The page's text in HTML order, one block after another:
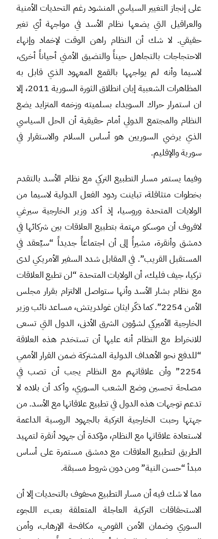
على إنجاز التغيير السياسي المنشود رغم التحديات الأمنية
والعراقيل التي يضعها نظام الأسد في مواجهة أي تغير
حقيقي. لا شك أن النظام راهن الوقت لإخماد وإنهاء
الاحتجاجات بالتجاهل حيناً والتضيق الأمني أحياناً أخرى،
لاسيما وأنه لم يواجهها بالقمع المعهود الذي قابل به
المظاهرات الشعبية إبان انطلاق الثورة السورية 2011، إلا
ان استمرار حراك السويداء بسلميته وزخمه المتزايد يضع
النظام والمجتمع الدولي أمام حقيقية أن الحل السياسي
الذي يرضي السوريين هو أساس السلام والاستقرار في
سورية والإقليم.
وفيما يستمر مسار التطبيع التركي مع نظام الأسد بالتقدم
بخطوات متثاقلة، تباينت ردود الفعل الدولية لاسيما من
الولايات المتحدة وروسيا، إذ أكد وزير الخارجية سيرغي
لافروف أن موسكو مهتمة بتطبيع العلاقات بين شركائها في
دمشق وأنقرة، مشيراً إلى أن اجتماعاً جديداً “سيٌعقد في
المستقبل القريب”. في المقابل شدد السفير الأمريكي لدى
تركيا، جيف فليك، أن الولايات المتحدة “لن تطبع العلاقات
مع نظام بشار الأسد وأنها ستواصل الالتزام بقرار مجلس
الأمن 2254”. كما ذكّر ايثان غولدريتش، مساعد نائب وزير
الخارجية الأميركي لشؤون الشرق الأدنى، الدول التي تسعى
للانخراط مع النظام أنه عليها أن تستخدم هذه العلاقة
“للدفع نحو الأهداف الدولية المشتركة ضمن القرار الأممي
2254” وأن علاقاتهم مع النظام يجب أن تصب في
مصلحة تحسين وضع الشعب السوري، وأكد أن بلاده لا
تدعم توجهات هذه الدول في تطبيع علاقاتها مع الأسد. من
جهتها رحبت الخارجية التركية بالجهود الروسية الداعمة
لاستعادة علاقاتها مع النظام، مؤكدة أن جهود أنقرة لتمهيد
الطريق لتطبيع العلاقات مع دمشق مستمرة على أساس
مبدأ “حسن النية” ومن دون شروط مسبقة.
مما لا شك فيه أن مسار التطبيع محفوف بالتحديات إلا أن
الاستحقاقات التركية العاجلة المتعلقة بعبء اللجوء
السوري وضمان الأمن القومي، مكافحة الإرهاب، وأمن